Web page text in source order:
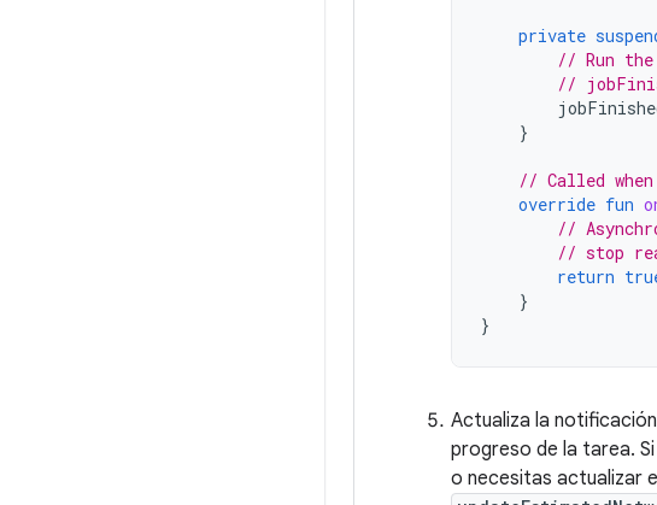
private
// Run
//
}
// Called
override fun
//
// stop
return
}
}
Actualiza la
progreso de la tarea.
o necesitas actualizar